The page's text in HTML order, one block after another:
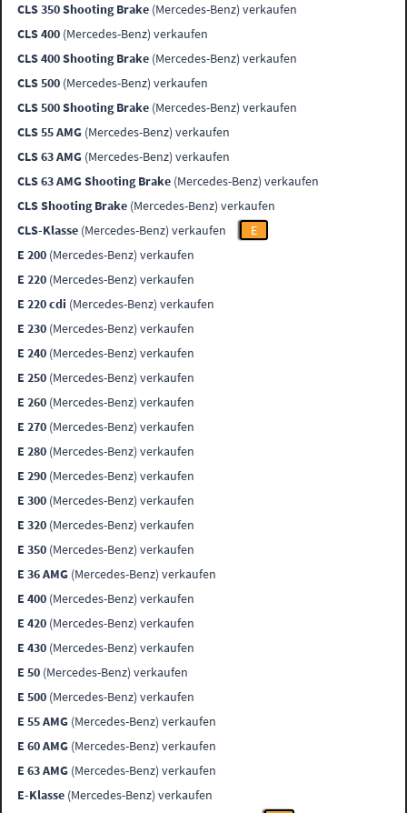
CLS 350 Shooting Brake (Mercedes-Benz) verkaufen
CLS 400 (Mercedes-Benz) verkaufen
CLS 400 Shooting Brake (Mercedes-Benz) verkaufen
CLS 500 (Mercedes-Benz) verkaufen
CLS 500 Shooting Brake (Mercedes-Benz) verkaufen
CLS 55 AMG (Mercedes-Benz) verkaufen
CLS 63 AMG (Mercedes-Benz) verkaufen
CLS 63 AMG Shooting Brake (Mercedes-Benz) verkaufen
CLS Shooting Brake (Mercedes-Benz) verkaufen
CLS-Klasse (Mercedes-Benz) verkaufen
E
E 200 (Mercedes-Benz) verkaufen
E 220 (Mercedes-Benz) verkaufen
E 220 cdi (Mercedes-Benz) verkaufen
E 230 (Mercedes-Benz) verkaufen
E 240 (Mercedes-Benz) verkaufen
E 250 (Mercedes-Benz) verkaufen
E 260 (Mercedes-Benz) verkaufen
E 270 (Mercedes-Benz) verkaufen
E 280 (Mercedes-Benz) verkaufen
E 290 (Mercedes-Benz) verkaufen
E 300 (Mercedes-Benz) verkaufen
E 320 (Mercedes-Benz) verkaufen
E 350 (Mercedes-Benz) verkaufen
E 36 AMG (Mercedes-Benz) verkaufen
E 400 (Mercedes-Benz) verkaufen
E 420 (Mercedes-Benz) verkaufen
E 430 (Mercedes-Benz) verkaufen
E 50 (Mercedes-Benz) verkaufen
E 500 (Mercedes-Benz) verkaufen
E 55 AMG (Mercedes-Benz) verkaufen
E 60 AMG (Mercedes-Benz) verkaufen
E 63 AMG (Mercedes-Benz) verkaufen
E-Klasse (Mercedes-Benz) verkaufen